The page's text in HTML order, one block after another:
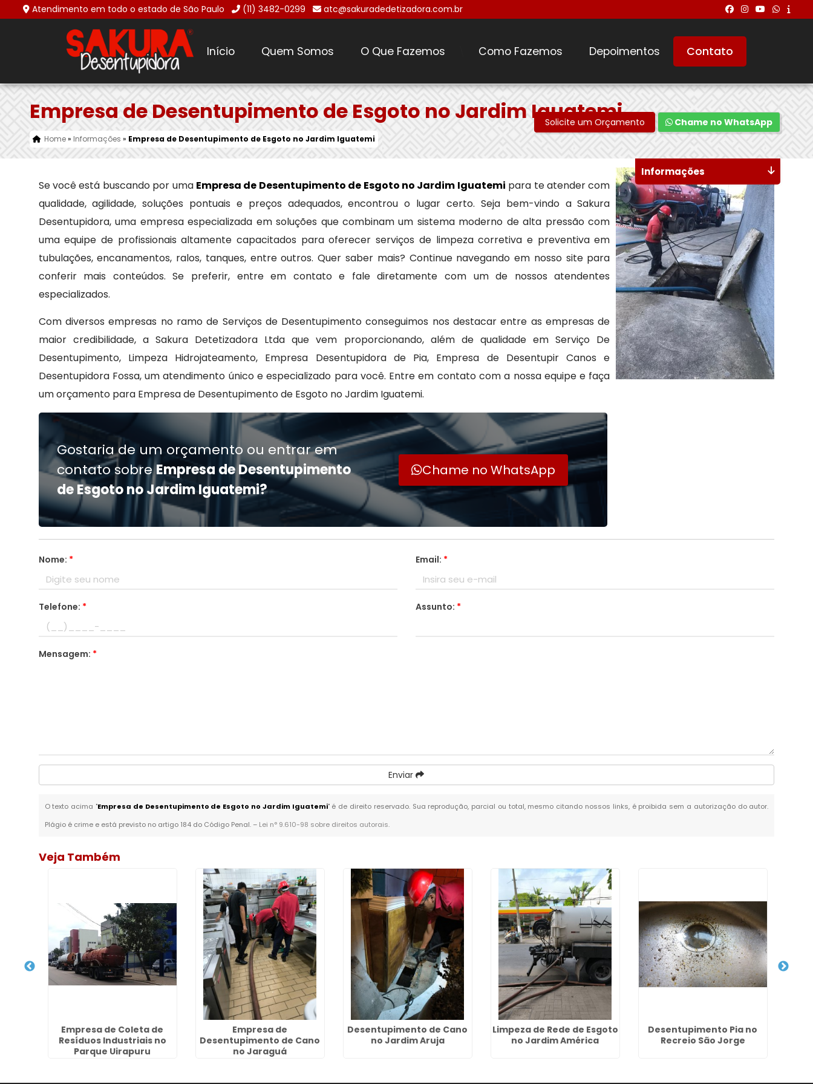
Atendimento em todo o estado de São Paulo (11) 3482-0299 atc@sakuradedetizadora.com.br
Início Quem Somos O Que Fazemos Como Fazemos Depoimentos Contato
Empresa de Desentupimento de Esgoto no Jardim Iguatemi
Home» Informações » Empresa de Desentupimento de Esgoto no Jardim Iguatemi
Solicite um Orçamento Chame no WhatsApp
Se você está buscando por uma Empresa de Desentupimento de Esgoto no Jardim Iguatemi para te atender com
qualidade, agilidade, soluções pontuais e preços adequados, encontrou o lugar certo. Seja bem-vindo a Sakura
Desentupidora, uma empresa especializada em soluções que combinam um sistema moderno de alta pressão com
uma equipe de profissionais altamente capacitados para oferecer serviços de limpeza corretiva e preventiva em
tubulações, encanamentos, ralos, tanques, entre outros. Quer saber mais? Continue navegando em nosso site para
conferir mais conteúdos. Se preferir, entre em contato e fale diretamente com um de nossos atendentes
especializados.
Com diversos empresas no ramo de Serviços de Desentupimento conseguimos nos destacar entre as empresas de
maior credibilidade, a Sakura Detetizadora Ltda que vem proporcionando, além de qualidade em Serviço De
Desentupimento, Limpeza Hidrojateamento, Empresa Desentupidora de Pia, Empresa de Desentupir Canos e
Desentupidora Fossa, um atendimento único e especializado para você. Entre em contato com a nossa equipe e faça
um orçamento para Empresa de Desentupimento de Esgoto no Jardim Iguatemi.
Gostaria de um orçamento ou entrar em
contato sobreEmpresa de Desentupimento
de Esgoto no Jardim Iguatemi?
Chame no WhatsApp
Nome: * Email: *
Telefone: * Assunto: *
Mensagem: *
Enviar
O texto acima "Empresa de Desentupimento de Esgoto no Jardim Iguatemi" é de direito reservado. Sua reprodução, parcial ou total, mesmo citando nossos links, é proibida sem a autorização do autor.
Plágio é crime e está previsto no artigo 184 do Código Penal. – Lei n° 9.610-98 sobre direitos autorais.
Informações
Veja Também
Empresa de Coleta de
Resíduos Industriais no
Parque Uirapuru
Empresa de
Desentupimento de Cano
no Jaraguá
Desentupimento de Cano
no Jardim Aruja
Limpeza de Rede de Esgoto
no Jardim América
Desentupimento Pia no
Recreio São Jorge